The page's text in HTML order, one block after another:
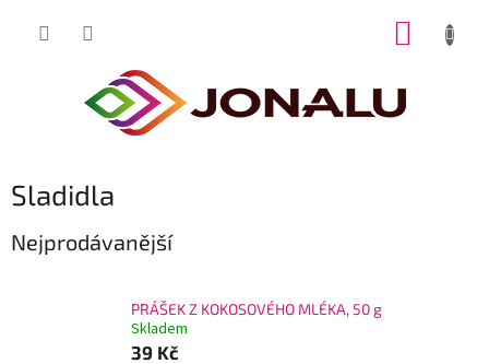
Sladidla
Nejprodávanější
PRÁŠEK Z KOKOSOVÉHO MLÉKA, 50 g
Skladem
39 Kč